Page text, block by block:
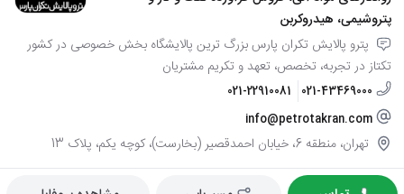
پتروشیمی، هیدروکربن
پترو پالایش تکران پارس بزرگ ترین پالایشگاه بخش خصوصی در کشور
تکتاز در تجربه، تخصص، تعهد و تکریم مشتریان
021-43469000
021-22910081
info@petrotakran.com
تهران، منطقه 6، خیابان احمدقصیر (بخارست)، کوچه یکم، پلاک 13